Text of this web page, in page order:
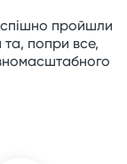
пройшли
та, попри все,